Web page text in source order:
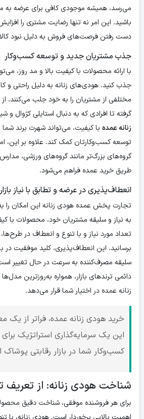
می‌رسد، همیشه موجودی کافی برای عرضه به
باشید. این امر نه تنها رضایت مشتری را
دست رفتن فرصت‌های فروش به دلیل نبود
جذب مشتریان جدید و توسعه کسب‌وکار
با ارائه محصولات با کیفیت بالا و مد روز،
جذب کنید. هودی‌های زنانه به دلیل راحتی و
مختلفی از مشتریان را به خود جلب می‌کنند،
گرفته تا افرادی که به دنبال استایلی کژوال
زنانه عمده با کیفیت، می‌تواند شهرت برند
توسعه کسب‌وکارتان کمک کند. علاوه بر این،
گروه‌های بزرگ‌تر مانند گروه‌های ورزشی،
طریق خرید عمده فراهم می‌شود.
انعطاف‌پذیری در عرضه و تطابق با نیاز بازار
تجارت پخش عمده هودی زنانه این امکان را
به نیاز و سلیقه مشتریان خود، محصولات با
تعداد مورد نیاز و با تنوع و انعطاف در
برسانید. این انعطاف‌پذیری، کلید موفقیت در
سلیقه مصرف‌کننده به سرعت در حال تغییر
دائمی ترندهای بازار، همواره به‌روزترین
زنانه عمده در اختیار شما قرار می‌دهد.
خرید هودی زنانه عمده، فراتر از یک
این یک سرمایه‌گذاری استراتژیک
کسب‌وکار شما در بازار رقابتی
شناخت هودی زنانه: از تعریف
برای هر فروشنده موفقی، شناخت دقیق